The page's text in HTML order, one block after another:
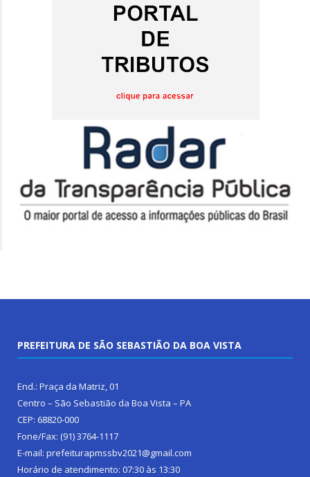
PREFEITURA DE SÃO SEBASTIÃO DA BOA VISTA
End.: Praça da Matriz, 01
Centro – São Sebastião da Boa Vista – PA
CEP: 68820-000
Fone/Fax: (91) 3764-1117
E-mail: prefeiturapmssbv2021@gmail.com
Horário de atendimento: 07:30 às 13:30